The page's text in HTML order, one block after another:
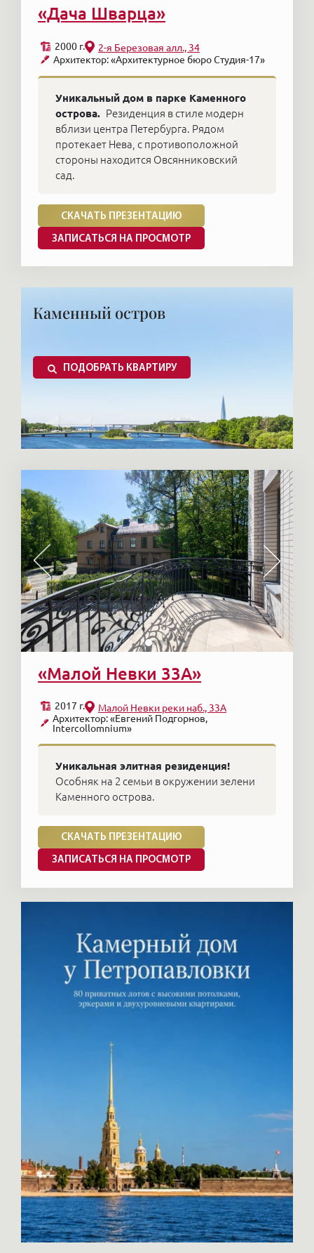
«Дача Шварца»
2000 г.
Архитектор: «Архитектурное бюро Студия-17»
2-я Березовая алл., 34
Уникальный дом в парке Каменного
острова. Резиденция в стиле модерн
вблизи центра Петербурга. Рядом
протекает Нева, с противоположной
стороны находится Овсянниковский
сад.
СКАЧАТЬ ПРЕЗЕНТАЦИЮ
ЗАПИСАТЬСЯ НА ПРОСМОТР
Каменный остров
ПОДОБРАТЬ КВАРТИРУ
«Малой Невки 33А»
2017 г.
Архитектор: «Евгений Подгорнов,
Intercollomnium»
Малой Невки реки наб., 33А
Уникальная элитная резиденция!
Особняк на 2 семьи в окружении зелени
Каменного острова.
СКАЧАТЬ ПРЕЗЕНТАЦИЮ
ЗАПИСАТЬСЯ НА ПРОСМОТР